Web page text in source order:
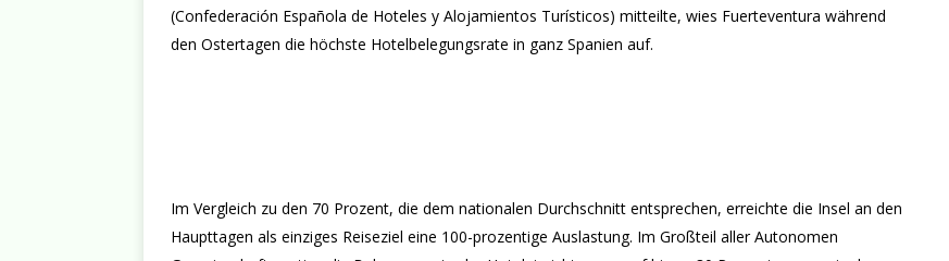
(Confederación Española de Hoteles y Alojamientos Turísticos) mitteilte, wies Fuerteventura während
den Ostertagen die höchste Hotelbelegungsrate in ganz Spanien auf.
Im Vergleich zu den 70 Prozent, die dem nationalen Durchschnitt entsprechen, erreichte die Insel an den
Haupttagen als einziges Reiseziel eine 100-prozentige Auslastung. Im Großteil aller Autonomen